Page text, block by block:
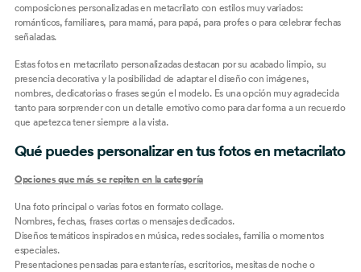
composiciones personalizadas en metacrilato con estilos muy variados:
románticos, familiares, para mamá, para papá, para profes o para celebrar fechas
señaladas.
Estas fotos en metacrilato personalizadas destacan por su acabado limpio, su
presencia decorativa y la posibilidad de adaptar el diseño con imágenes,
nombres, dedicatorias o frases según el modelo. Es una opción muy agradecida
tanto para sorprender con un detalle emotivo como para dar forma a un recuerdo
que apetezca tener siempre a la vista.
Qué puedes personalizar en tus fotos en metacrilato
Opciones que más se repiten en la categoría
Una foto principal o varias fotos en formato collage.
Nombres, fechas, frases cortas o mensajes dedicados.
Diseños temáticos inspirados en música, redes sociales, familia o momentos
especiales.
Presentaciones pensadas para estanterías, escritorios, mesitas de noche o